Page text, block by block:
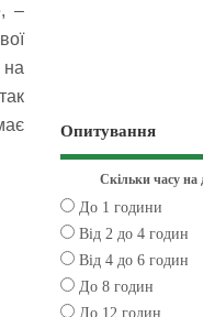
–
Опитування
Скільки часу на
До 1 години
Від 2 до 4 годин
Від 4 до 6 годин
До 8 годин
До 12 годин